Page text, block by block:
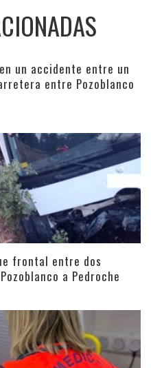
un accidente entre un
entre Pozoblanco
frontal entre dos
a Pedroche